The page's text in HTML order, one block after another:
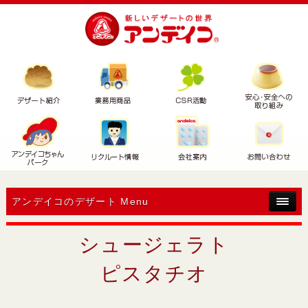
アンデイコのデザート Menu
シュージェラト
ピスタチオ